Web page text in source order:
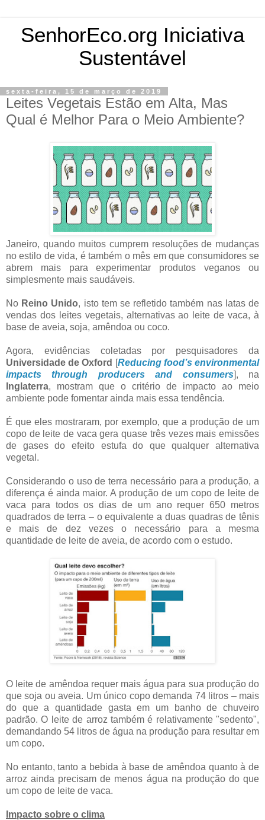
SenhorEco.org Iniciativa
Sustentável
sexta-feira, 15 de março de 2019
Leites Vegetais Estão em Alta, Mas
Qual é Melhor Para o Meio Ambiente?
Janeiro, quando muitos cumprem resoluções de mudanças
no estilo de vida, é também o mês em que consumidores se
abrem mais para experimentar produtos veganos ou
simplesmente mais saudáveis.
No Reino Unido, isto tem se refletido também nas latas de
vendas dos leites vegetais, alternativas ao leite de vaca, à
base de aveia, soja, amêndoa ou coco.
Agora, evidências coletadas por pesquisadores da
Universidade de Oxford [Reducing food’s environmental
impacts through producers and consumers], na
Inglaterra, mostram que o critério de impacto ao meio
ambiente pode fomentar ainda mais essa tendência.
É que eles mostraram, por exemplo, que a produção de um
copo de leite de vaca gera quase três vezes mais emissões
de gases do efeito estufa do que qualquer alternativa
vegetal.
Considerando o uso de terra necessário para a produção, a
diferença é ainda maior. A produção de um copo de leite de
vaca para todos os dias de um ano requer 650 metros
quadrados de terra – o equivalente a duas quadras de tênis
e mais de dez vezes o necessário para a mesma
quantidade de leite de aveia, de acordo com o estudo.
O leite de amêndoa requer mais água para sua produção do
que soja ou aveia. Um único copo demanda 74 litros – mais
do que a quantidade gasta em um banho de chuveiro
padrão. O leite de arroz também é relativamente "sedento",
demandando 54 litros de água na produção para resultar em
um copo.
No entanto, tanto a bebida à base de amêndoa quanto à de
arroz ainda precisam de menos água na produção do que
um copo de leite de vaca.
Impacto sobre o clima